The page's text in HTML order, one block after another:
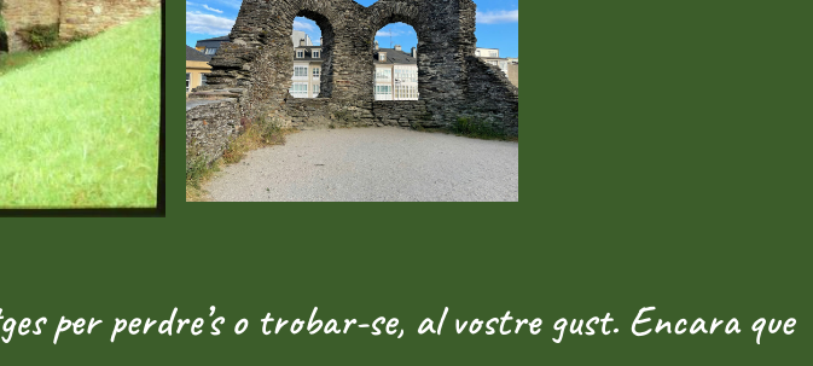
per perdre’s o trobar-se, al vostre gust. Encara que